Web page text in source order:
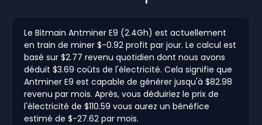
Le Bitmain Antminer E9 (2.4Gh) est actuellement
en train de miner $-0.92 profit par jour. Le calcul est
basé sur $2.77 revenu quotidien dont nous avons
déduit $3.69 coûts de l'électricité. Cela signifie que
Antminer E9 est capable de générer jusqu'à $82.98
revenu par mois. Après, vous déduiriez le prix de
l'électricité de $110.59 vous aurez un bénéfice
estimé de $-27.62 par mois.